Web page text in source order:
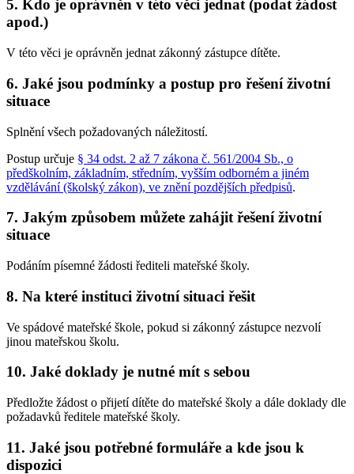
5. Kdo je oprávněn v této věci jednat (podat žádost
apod.)
V této věci je oprávněn jednat zákonný zástupce dítěte.
6. Jaké jsou podmínky a postup pro řešení životní
situace
Splnění všech požadovaných náležitostí.
Postup určuje § 34 odst. 2 až 7 zákona č. 561/2004 Sb., o
předškolním, základním, středním, vyšším odborném a jiném
vzdělávání (školský zákon), ve znění pozdějších předpisů.
7. Jakým způsobem můžete zahájit řešení životní
situace
Podáním písemné žádosti řediteli mateřské školy.
8. Na které instituci životní situaci řešit
Ve spádové mateřské škole, pokud si zákonný zástupce nezvolí
jinou mateřskou školu.
10. Jaké doklady je nutné mít s sebou
Předložte žádost o přijetí dítěte do mateřské školy a dále doklady dle
požadavků ředitele mateřské školy.
11. Jaké jsou potřebné formuláře a kde jsou k
dispozici